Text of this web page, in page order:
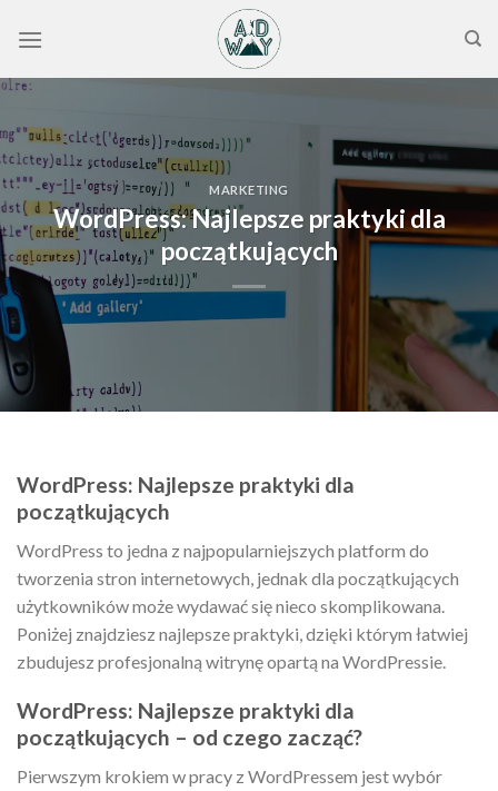
MARKETING
WordPress: Najlepsze praktyki dla
początkujących
WordPress: Najlepsze praktyki dla
początkujących
WordPress to jedna z najpopularniejszych platform do
tworzenia stron internetowych, jednak dla początkujących
użytkowników może wydawać się nieco skomplikowana.
Poniżej znajdziesz najlepsze praktyki, dzięki którym łatwiej
zbudujesz profesjonalną witrynę opartą na WordPressie.
WordPress: Najlepsze praktyki dla
początkujących – od czego zacząć?
Pierwszym krokiem w pracy z WordPressem jest wybór